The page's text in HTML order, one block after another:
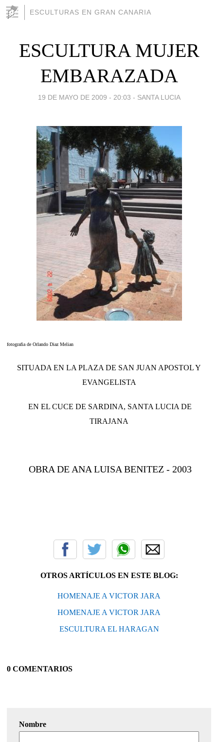
ESCULTURAS EN GRAN CANARIA
ESCULTURA MUJER
EMBARAZADA
19 DE MAYO DE 2009 - 20:03 - SANTA LUCIA
fotografia de Orlando Diaz Melian
SITUADA EN LA PLAZA DE SAN JUAN APOSTOL Y
EVANGELISTA
EN EL CUCE DE SARDINA, SANTA LUCIA DE
TIRAJANA
OBRA DE ANA LUISA BENITEZ - 2003
OTROS ARTÍCULOS EN ESTE BLOG:
HOMENAJE A VICTOR JARA
HOMENAJE A VICTOR JARA
ESCULTURA EL HARAGAN
0 COMENTARIOS
Nombre